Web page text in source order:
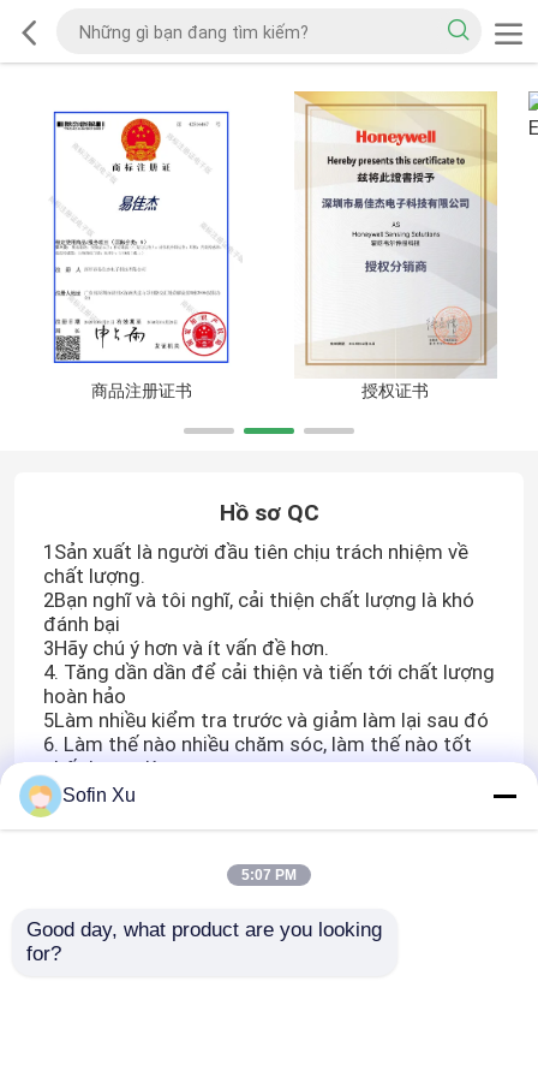
商品注册证书 授权证书
Hồ sơ QC
1Sản xuất là người đầu tiên chịu trách nhiệm về
chất lượng.
2Bạn nghĩ và tôi nghĩ, cải thiện chất lượng là khó
đánh bại
3Hãy chú ý hơn và ít vấn đề hơn.
4. Tăng dần dần để cải thiện và tiến tới chất lượng
hoàn hảo
5Làm nhiều kiểm tra trước và giảm làm lại sau đó
6. Làm thế nào nhiều chăm sóc, làm thế nào tốt
chất lượng là
Sofin Xu
5:07 PM
Good day, what product are you looking
for?